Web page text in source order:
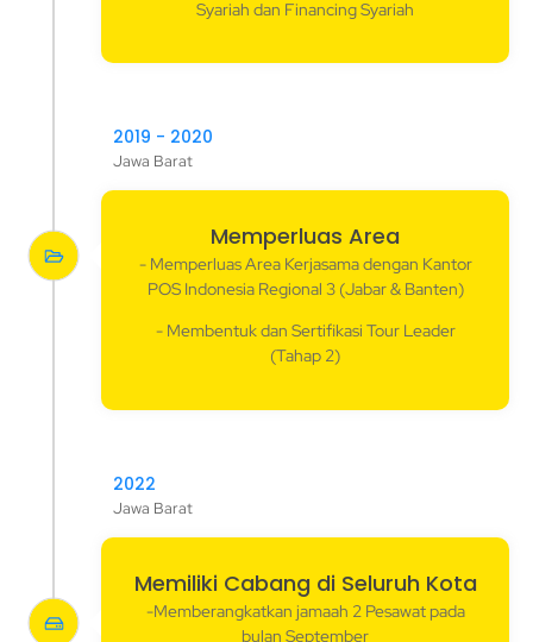
Syariah dan Financing Syariah
2019 - 2020
Jawa Barat
Memperluas Area
- Memperluas Area Kerjasama dengan Kantor
POS Indonesia Regional 3 (Jabar & Banten)
- Membentuk dan Sertifikasi Tour Leader
(Tahap 2)
2022
Jawa Barat
Memiliki Cabang di Seluruh Kota
-Memberangkatkan jamaah 2 Pesawat pada
bulan September